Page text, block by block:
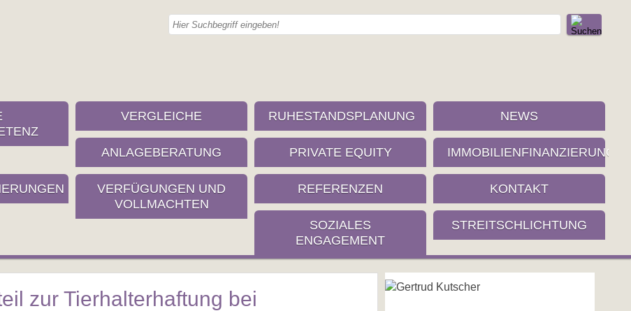
VERGLEICHE RUHESTANDSPLANUNG NEWS
ANLAGEBERATUNG PRIVATE EQUITY IMMOBILIENFINANZIERUNG
VERFÜGUNGEN UND
VOLLMACHTEN
REFERENZEN KONTAKT
SOZIALES
ENGAGEMENT
STREITSCHLICHTUNG
zur Tierhalterhaftung bei